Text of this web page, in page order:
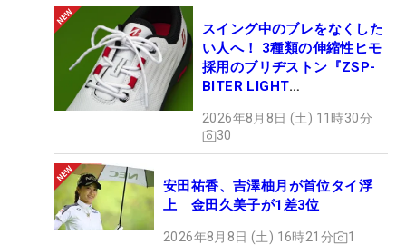
スイング中のブレをなくした
い人へ！ 3種類の伸縮性ヒモ
採用のブリヂストン『ZSP-
BITER LIGHT
ュー
2026年8月8日 (土) 11時30分
30
安田祐香、吉澤柚月が首位タイ浮
上 金田久美子が1差3位
2026年8月8日 (土) 16時21分 1